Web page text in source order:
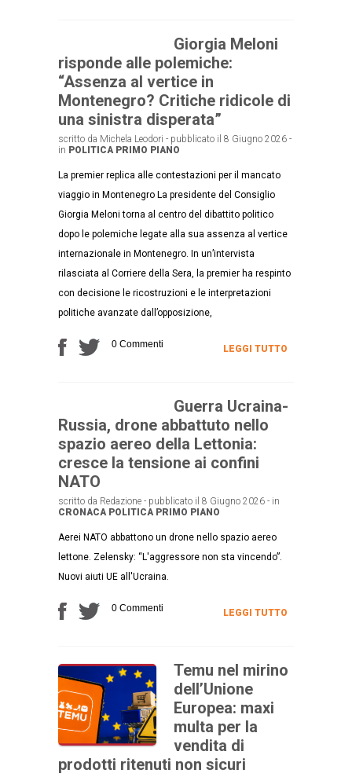
Giorgia Meloni
risponde alle polemiche:
“Assenza al vertice in
Montenegro? Critiche ridicole di
una sinistra disperata”
scritto da Michela Leodori - pubblicato il 8 Giugno 2026 -
in POLITICA PRIMO PIANO
La premier replica alle contestazioni per il mancato
viaggio in Montenegro La presidente del Consiglio
Giorgia Meloni torna al centro del dibattito politico
dopo le polemiche legate alla sua assenza al vertice
internazionale in Montenegro. In un’intervista
rilasciata al Corriere della Sera, la premier ha respinto
con decisione le ricostruzioni e le interpretazioni
politiche avanzate dall’opposizione,
0 Commenti LEGGI TUTTO
Guerra Ucraina-
Russia, drone abbattuto nello
spazio aereo della Lettonia:
cresce la tensione ai confini
NATO
scritto da Redazione - pubblicato il 8 Giugno 2026 - in
CRONACA POLITICA PRIMO PIANO
Aerei NATO abbattono un drone nello spazio aereo
lettone. Zelensky: “L'aggressore non sta vincendo”.
Nuovi aiuti UE all'Ucraina.
0 Commenti LEGGI TUTTO
Temu nel mirino
dell’Unione
Europea: maxi
multa per la
vendita di
prodotti ritenuti non sicuri